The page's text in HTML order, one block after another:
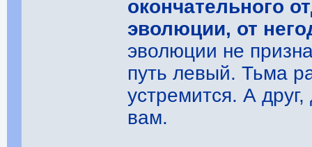
окончательного
эволюции, от
эволюции не
путь левый. Тьма
устремится. А
вам.